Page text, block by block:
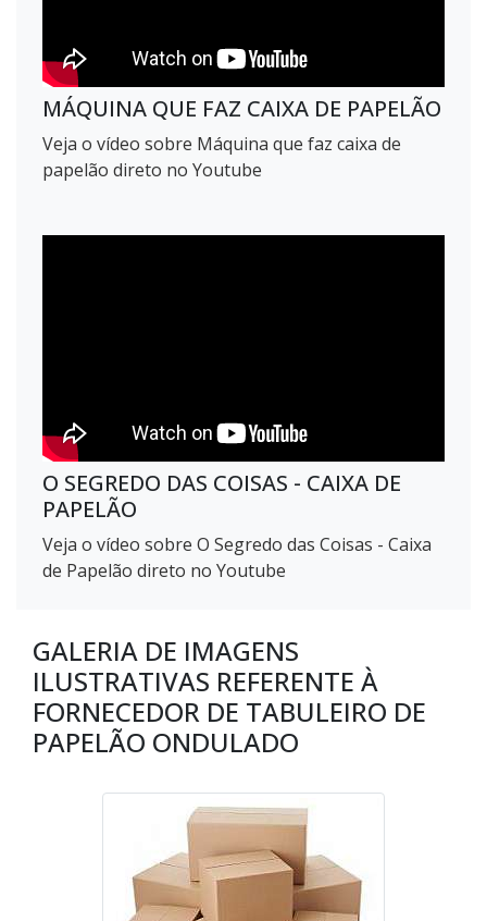
MÁQUINA QUE FAZ CAIXA DE PAPELÃO
Veja o vídeo sobre Máquina que faz caixa de
papelão direto no Youtube
O SEGREDO DAS COISAS - CAIXA DE
PAPELÃO
Veja o vídeo sobre O Segredo das Coisas - Caixa
de Papelão direto no Youtube
GALERIA DE IMAGENS
ILUSTRATIVAS REFERENTE À
FORNECEDOR DE TABULEIRO DE
PAPELÃO ONDULADO